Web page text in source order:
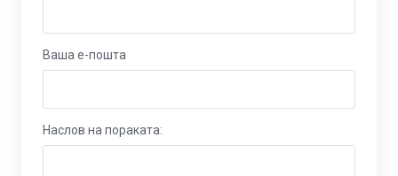
Ваша е-пошта
Наслов на пораката: